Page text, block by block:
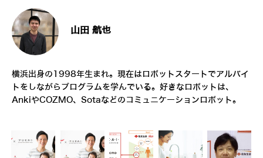
山田 航也
横浜出身の1998年生まれ。現在はロボットスタートでアルバイ
トをしながらプログラムを学んでいる。好きなロボットは、
AnkiやCOZMO、Sotaなどのコミュニケーションロボット。